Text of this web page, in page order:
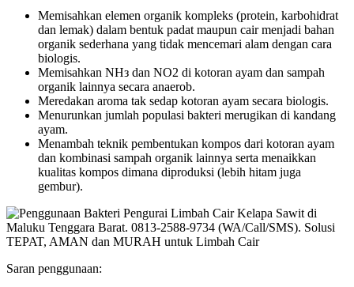
Memisahkan elemen organik kompleks (protein, karbohidrat
dan lemak) dalam bentuk padat maupun cair menjadi bahan
organik sederhana yang tidak mencemari alam dengan cara
biologis.
Memisahkan NHз dan NO2 di kotoran ayam dan sampah
organik lainnya secara anaerob.
Meredakan aroma tak sedap kotoran ayam secara biologis.
Menurunkan jumlah populasi bakteri merugikan di kandang
ayam.
Menambah teknik pembentukan kompos dari kotoran ayam
dan kombinasi sampah organik lainnya serta menaikkan
kualitas kompos dimana diproduksi (lebih hitam juga
gembur).
Saran penggunaan: